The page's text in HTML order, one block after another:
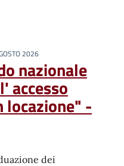
2026
nazionale
accesso
locazione" -
dei